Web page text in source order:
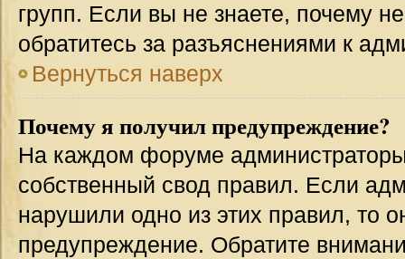
групп. Если вы не знаете, почему
обратитесь за разъяснениями к
Вернуться наверх
Почему я получил предупреждение?
На каждом форуме
собственный свод правил. Если
нарушили одно из этих правил, то
предупреждение. Обратите